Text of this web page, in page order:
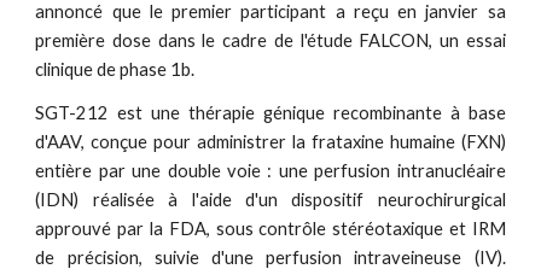
annoncé que le premier participant a reçu en janvier sa
première dose dans le cadre de l'étude FALCON, un essai
clinique de phase 1b.
SGT-212 est une thérapie génique recombinante à base
d'AAV, conçue pour administrer la frataxine humaine (FXN)
entière par une double voie : une perfusion intranucléaire
(IDN) réalisée à l'aide d'un dispositif neurochirurgical
approuvé par la FDA, sous contrôle stéréotaxique et IRM
de précision, suivie d'une perfusion intraveineuse (IV).